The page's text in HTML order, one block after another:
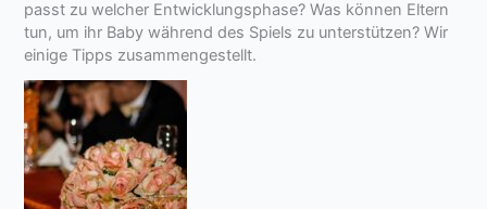
passt zu welcher Entwicklungsphase? Was können Eltern
tun, um ihr Baby während des Spiels zu unterstützen? Wir
einige Tipps zusammengestellt.